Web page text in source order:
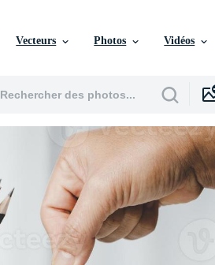
Vecteurs Photos Vidéos